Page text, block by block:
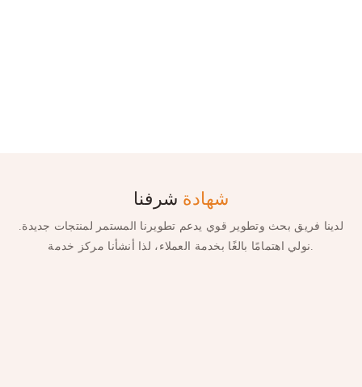
شهادة شرفنا
لدينا فريق بحث وتطوير قوي يدعم تطويرنا المستمر لمنتجات جديدة.